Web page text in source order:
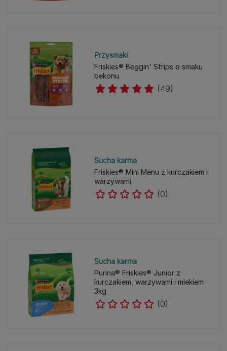
Przysmaki
Friskies® Beggin' Strips o smaku
bekonu
(49)
Sucha karma
Friskies® Mini Menu z kurczakiem i
warzywami
(0)
Sucha karma
Purina® Friskies® Junior z
kurczakiem, warzywami i mlekiem
3kg
(0)